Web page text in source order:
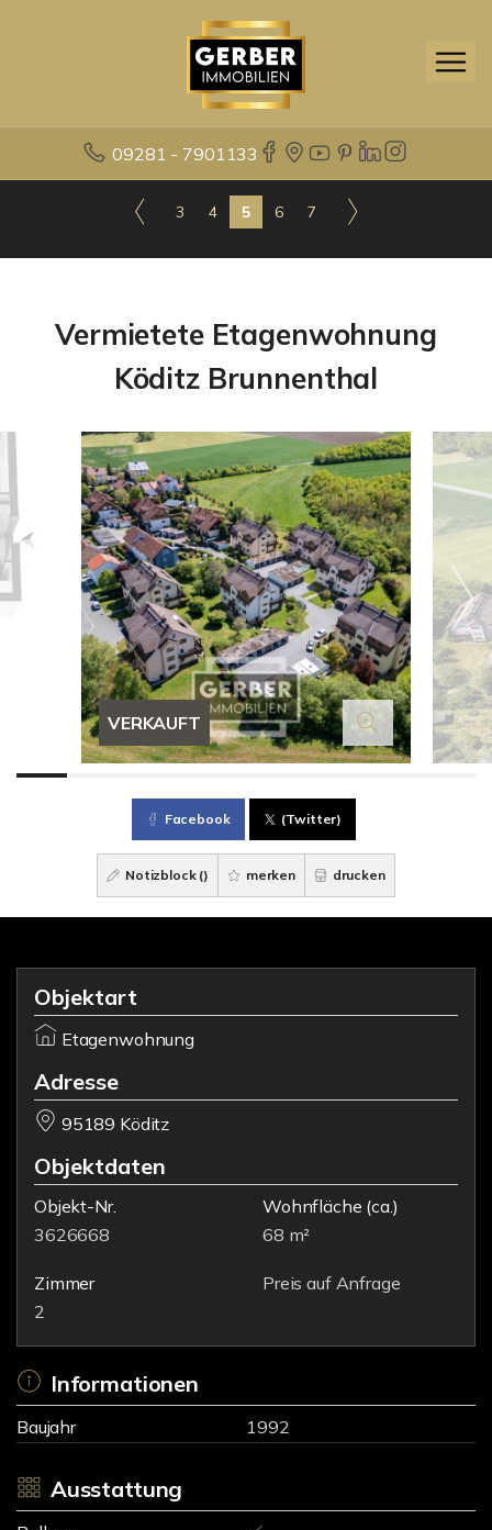
09281 - 7901133
3 4 5 6 7
Vermietete Etagenwohnung
Köditz Brunnenthal
VERKAUFT
Facebook (Twitter)
Notizblock () merken drucken
Objektart
Etagenwohnung
Adresse
95189 Köditz
Objektdaten
Objekt-Nr.
3626668
Wohnfläche (ca.)
68 m²
Zimmer
2
Preis auf Anfrage
Informationen
Baujahr 1992
Ausstattung